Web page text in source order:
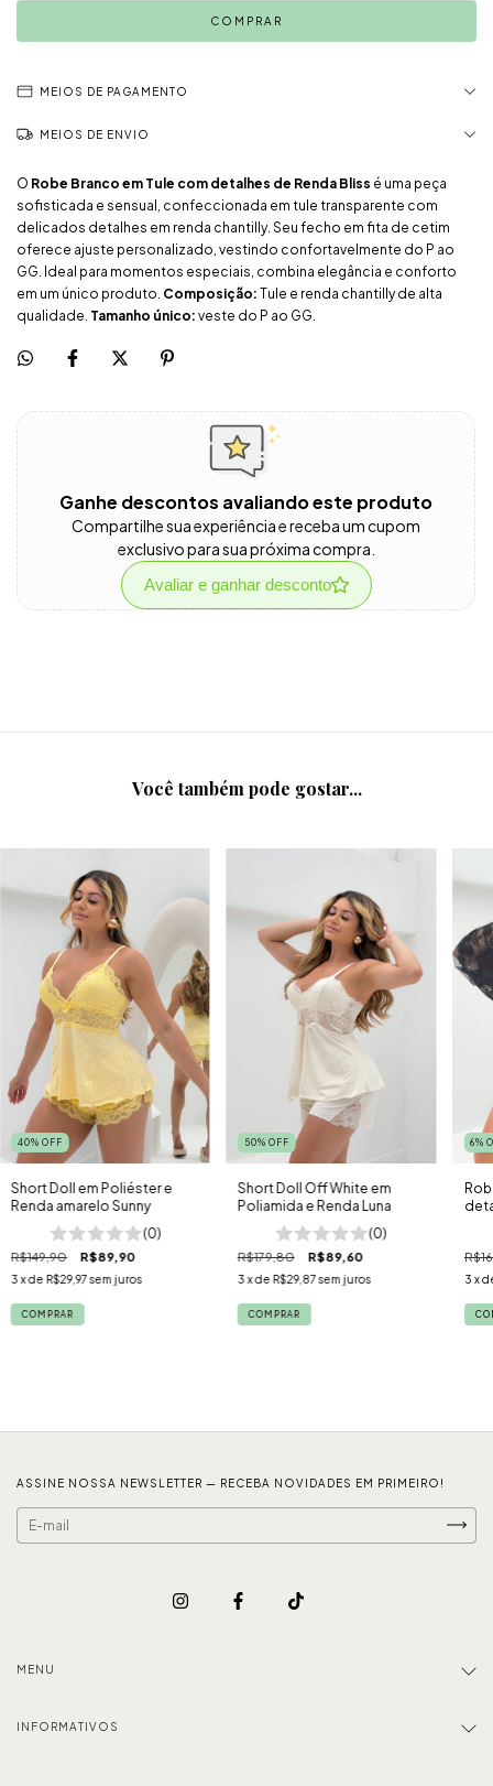
MEIOS DE PAGAMENTO
MEIOS DE ENVIO
O Robe Branco em Tule com detalhes de Renda Bliss é uma peça
sofisticada e sensual, confeccionada em tule transparente com
delicados detalhes em renda chantilly. Seu fecho em fita de cetim
oferece ajuste personalizado, vestindo confortavelmente do P ao
GG. Ideal para momentos especiais, combina elegância e conforto
em um único produto. Composição: Tule e renda chantilly de alta
qualidade. Tamanho único: veste do P ao GG.
Ganhe descontos avaliando este produto
Compartilhe sua experiência e receba um cupom
exclusivo para sua próxima compra.
Avaliar e ganhar desconto
Você também pode gostar...
40% OFF
Short Doll em Poliéster e
Renda amarelo Sunny
(0)
R$149,90 R$89,90
3 x de R$29,97sem juros
COMPRAR
50% OFF
Short Doll Off White em
Poliamida e Renda Luna
(0)
R$179,80 R$89,60
3 x de R$29,87sem juros
COMPRAR
6%
3 x
ASSINE NOSSA NEWSLETTER — RECEBA NOVIDADES EM PRIMEIRO!
MENU
INFORMATIVOS